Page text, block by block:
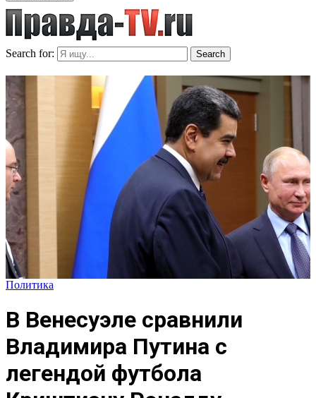
Search for: Search
Политика
В Венесуэле сравнили
Владимира Путина с
легендой футбола